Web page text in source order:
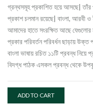
গ্রন্থসমূহ প্রকাশিত হয়ে আসছে|
প্রকাশ চলমান রয়েছে| বাংলা, আরবী
আমাদের হাতে সংরক্ষিত আছে
প্রকার পরিবর্তন পরিবর্ধন ছাড়ায় উক্ত
বাংলা ভাষায় রচিত ১১টি প্রবন্ধ
বিদগ্ধ পাঠক এসকল প্রবন্ধ থেকে
ADD TO CART